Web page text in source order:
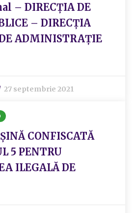
– DIRECȚIA DE
– DIRECȚIA
ADMINISTRAȚIE
27 septembrie 2021
CONFISCATĂ
5 PENTRU
ILEGALĂ DE